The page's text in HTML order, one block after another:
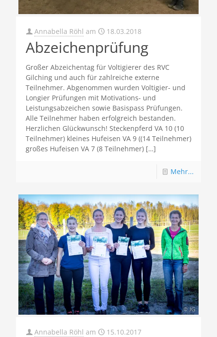
Annabella Röhl am 18.03.2018
Abzeichenprüfung
Großer Abzeichentag für Voltigierer des RVC
Gilching und auch für zahlreiche externe
Teilnehmer. Abgenommen wurden Voltigier- und
Longier Prüfungen mit Motivations- und
Leistungsabzeichen sowie Basispass Prüfungen.
Alle Teilnehmer haben erfolgreich bestanden.
Herzlichen Glückwunsch! Steckenpferd VA 10 (10
Teilnehmer) kleines Hufeisen VA 9 ((14 Teilnehmer)
großes Hufeisen VA 7 (8 Teilnehmer) […]
Mehr...
Annabella Röhl am 15.10.2017